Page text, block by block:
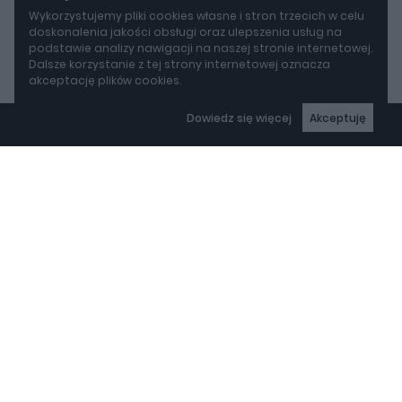
Wykorzystujemy pliki cookies własne i stron trzecich w celu
doskonalenia jakości obsługi oraz ulepszenia usług na
podstawie analizy nawigacji na naszej stronie internetowej.
Dalsze korzystanie z tej strony internetowej oznacza
akceptację plików cookies.
Dowiedz się więcej Akceptuję